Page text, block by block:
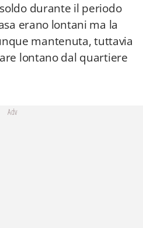
durante il periodo
erano lontani ma la
mantenuta, tuttavia
lontano dal quartiere
Adv